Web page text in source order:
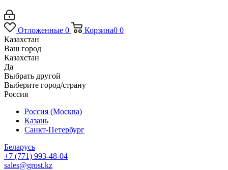
Отложенные 0 Корзина0 0
Казахстан
Ваш город
Казахстан
Да
Выбрать другой
Выберите город/страну
Россия
Россия (Москва)
Казань
Санкт-Петербург
Беларусь
+7 (771) 993-48-04
sales@grost.kz